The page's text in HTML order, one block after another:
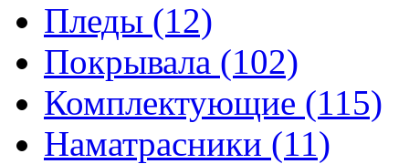
Пледы (12)
Покрывала (102)
Комплектующие (115)
Наматрасники (11)